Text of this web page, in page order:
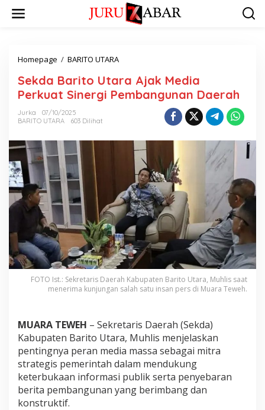
Homepage / BARITO UTARA
Sekda Barito Utara Ajak Media
Perkuat Sinergi Pembangunan Daerah
Jurka
07/10/2025
BARITO UTARA
603 Dilihat
FOTO Ist.: Sekretaris Daerah Kabupaten Barito Utara, Muhlis saat
menerima kunjungan salah satu insan pers di Muara Teweh.
MUARA TEWEH – Sekretaris Daerah (Sekda)
Kabupaten Barito Utara, Muhlis menjelaskan
pentingnya peran media massa sebagai mitra
strategis pemerintah dalam mendukung
keterbukaan informasi publik serta penyebaran
berita pembangunan yang berimbang dan
konstruktif.